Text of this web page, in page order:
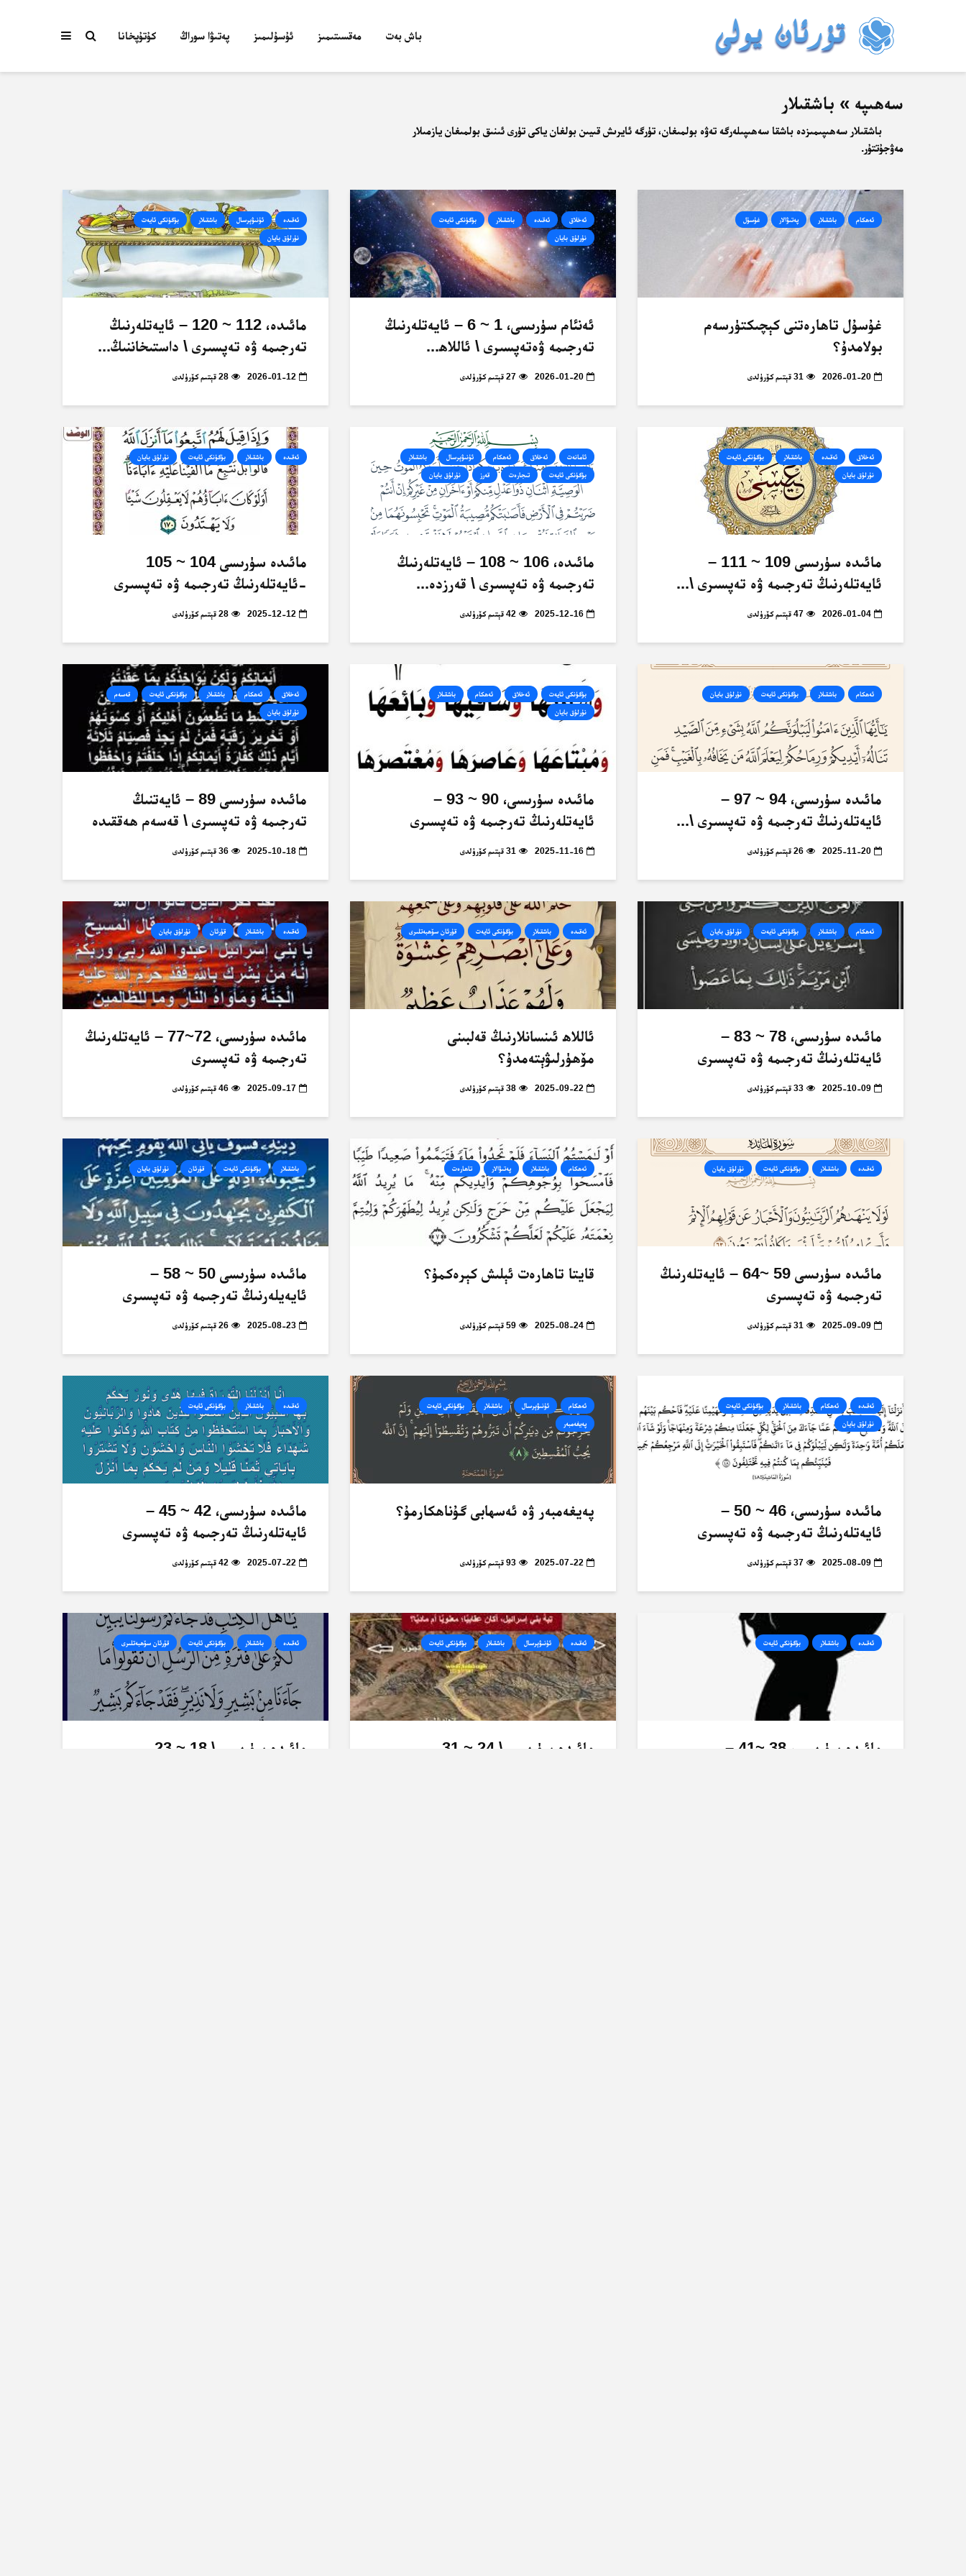
باش بەت مەقسىتىمىز ئۇسۇلىمىز پەتىۋا سوراڭ كۇتۇپخانا
سەھىپە » باشقىلار
باشقىلار سەھىپىمىزدە باشقا سەھىپىلەرگە تەۋە بولمىغان، تۈرگە ئايرىش قىيىن بولغان ياكى تۈرى ئىنىق بولمىغان يازمىلار
مەۋجۇتتۇر.
ئەھكام باشقىلار پەتىۋالار غۇسۇل
غۇسۇل تاھارەتنى كېچىكتۈرسەم
بولامدۇ؟
2026-01-20 31 قېتىم كۆرۈلدى
ئەخلاق ئەقىدە باشقىلار بۈگۈنكى ئايەت
نۇرلۇق بايان
ئەنئام سۈرىسى، 1 ~ 6 – ئايەتلەرنىڭ
تەرجىمە ۋەتەپسىرى \ ئاللاھ...
2026-01-20 27 قېتىم كۆرۈلدى
ئەقىدە ئۇنىۋېرسال باشقىلار بۈگۈنكى ئايەت
نۇرلۇق بايان
مائىدە، 112 ~ 120 – ئايەتلەرنىڭ
تەرجىمە ۋە تەپسىرى \ داستىخاننىڭ...
2026-01-12 28 قېتىم كۆرۈلدى
ئەخلاق ئەقىدە باشقىلار بۈگۈنكى ئايەت
نۇرلۇق بايان
مائىدە سۈرىسى 109 ~ 111 –
ئايەتلەرنىڭ تەرجىمە ۋە تەپسىرى \...
2026-01-04 47 قېتىم كۆرۈلدى
ئامانەت ئەخلاق ئەھكام ئۇنىۋېرسال باشقىلار
بۈگۈنكى ئايەت تىجارەت قەرز نۇرلۇق بايان
مائىدە، 106 ~ 108 – ئايەتلەرنىڭ
تەرجىمە ۋە تەپسىرى \ قەرزدە...
2025-12-16 42 قېتىم كۆرۈلدى
ئەقىدە باشقىلار بۈگۈنكى ئايەت نۇرلۇق بايان
مائىدە سۈرىسى 104 ~ 105
-ئايەتلەرنىڭ تەرجىمە ۋە تەپسىرى
2025-12-12 28 قېتىم كۆرۈلدى
ئەھكام باشقىلار بۈگۈنكى ئايەت نۇرلۇق بايان
مائىدە سۈرىسى، 94 ~ 97 –
ئايەتلەرنىڭ تەرجىمە ۋە تەپسىرى \...
2025-11-20 26 قېتىم كۆرۈلدى
بۈگۈنكى ئايەت ئەخلاق ئەھكام باشقىلار
نۇرلۇق بايان
مائىدە سۈرىسى، 90 ~ 93 –
ئايەتلەرنىڭ تەرجىمە ۋە تەپسىرى
2025-11-16 31 قېتىم كۆرۈلدى
ئەخلاق ئەھكام باشقىلار بۈگۈنكى ئايەت قەسەم
نۇرلۇق بايان
مائىدە سۈرىسى 89 – ئايەتنىڭ
تەرجىمە ۋە تەپسىرى \ قەسەم ھەققىدە
2025-10-18 36 قېتىم كۆرۈلدى
ئەھكام باشقىلار بۈگۈنكى ئايەت نۇرلۇق بايان
مائىدە سۈرىسى، 78 ~ 83 –
ئايەتلەرنىڭ تەرجىمە ۋە تەپسىرى
2025-10-09 33 قېتىم كۆرۈلدى
ئەقىدە باشقىلار بۈگۈنكى ئايەت قۇرئان سۆھبەتلىرى
ئاللاھ ئىنسانلارنىڭ قەلبىنى
مۆھۈرلىۋېتەمدۇ؟
2025-09-22 38 قېتىم كۆرۈلدى
ئەقىدە باشقىلار قۇرئان نۇرلۇق بايان
مائىدە سۈرىسى، 72~77 – ئايەتلەرنىڭ
تەرجىمە ۋە تەپسىرى
2025-09-17 46 قېتىم كۆرۈلدى
ئەقىدە باشقىلار بۈگۈنكى ئايەت نۇرلۇق بايان
مائىدە سۈرىسى 59 ~64 – ئايەتلەرنىڭ
تەرجىمە ۋە تەپسىرى
2025-09-09 31 قېتىم كۆرۈلدى
ئەھكام باشقىلار پەتىۋالار تاھارەت
قايتا تاھارەت ئېلىش كېرەكمۇ؟
2025-08-24 59 قېتىم كۆرۈلدى
باشقىلار بۈگۈنكى ئايەت قۇرئان نۇرلۇق بايان
مائىدە سۈرىسى 50 ~ 58 –
ئايەيلەرنىڭ تەرجىمە ۋە تەپسىرى
2025-08-23 26 قېتىم كۆرۈلدى
ئەقىدە ئەھكام باشقىلار بۈگۈنكى ئايەت
نۇرلۇق بايان
مائىدە سۈرىسى، 46 ~ 50 –
ئايەتلەرنىڭ تەرجىمە ۋە تەپسىرى
2025-08-09 37 قېتىم كۆرۈلدى
ئەھكام ئۇنىۋېرسال باشقىلار بۈگۈنكى ئايەت
پەيغەمبەر
پەيغەمبەر ۋە ئەسھابى گۇناھكارمۇ؟
2025-07-22 93 قېتىم كۆرۈلدى
ئەقىدە باشقىلار بۈگۈنكى ئايەت
مائىدە سۈرىسى، 42 ~ 45 –
ئايەتلەرنىڭ تەرجىمە ۋە تەپسىرى
2025-07-22 42 قېتىم كۆرۈلدى
ئەقىدە باشقىلار بۈگۈنكى ئايەت
مائىدە سۈرىسى، 38 ~41 –
ئەقىدە ئۇنىۋېرسال باشقىلار بۈگۈنكى ئايەت
مائىدە سۈرىسى \ 24 ~ 31
ئەقىدە باشقىلار بۈگۈنكى ئايەت قۇرئان سۆھبەتلىرى
مائىدە سۈرىسى \ 18 ~ 23